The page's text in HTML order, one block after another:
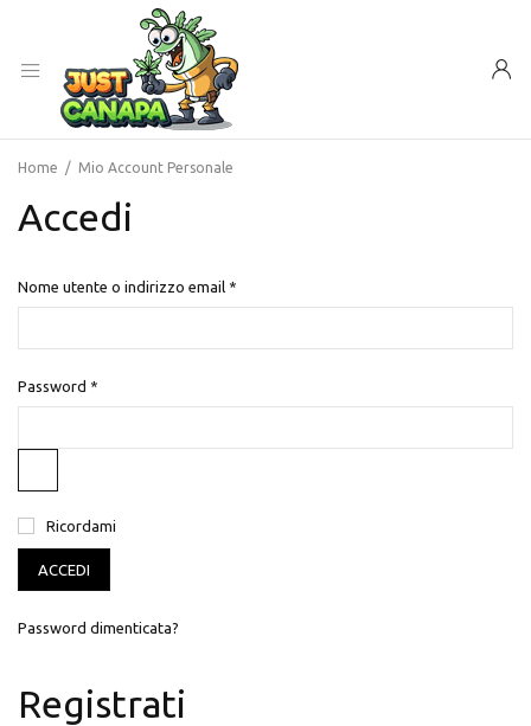
Home / Mio Account Personale
Accedi
Nome utente o indirizzo email *
Password *
Ricordami
ACCEDI
Password dimenticata?
Registrati